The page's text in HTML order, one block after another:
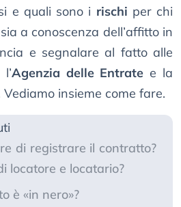
e quali sono i rischi per chi
a conoscenza dell’affitto in
e segnalare al fatto alle
Agenzia delle Entrate e la
Vediamo insieme come fare.
di registrare il contratto?
locatore e locatario?
è «in nero»?